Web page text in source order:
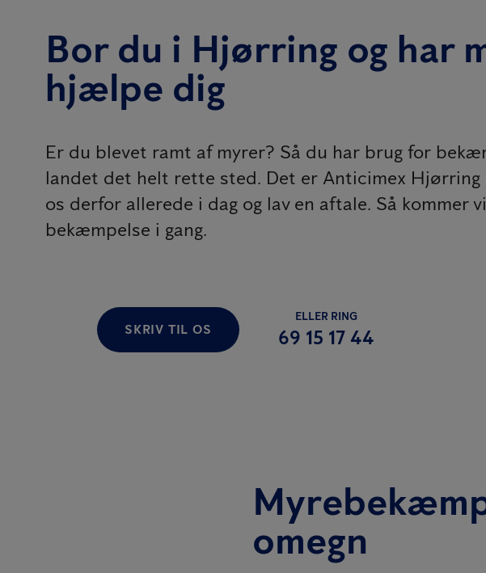
Bor du i Hjørring og har
hjælpe dig
Er du blevet ramt af myrer? Så du har brug for
landet det helt rette sted. Det er Anticimex Hjørring
os derfor allerede i dag og lav en aftale. Så kommer
bekæmpelse i gang.
SKRIV TIL OS
ELLER RING
69 15 17 44
omegn